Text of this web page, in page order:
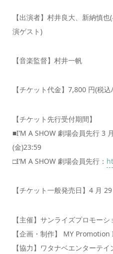
【出演者】村井良大、新納慎
演ゲスト)
【音楽監督】村井一帆
【チケット代金】7,800 円(税
【チケット先行受付期間】
■I’M A SHOW 劇場会員先行 3
(金)23:59
□I‘M A SHOW 劇場会員先行：
【チケット一般発売日】4 月
【主催】サンライズプロモーシ
【企画・制作】 MY Promotion
【協力】ワタナベエンターテ